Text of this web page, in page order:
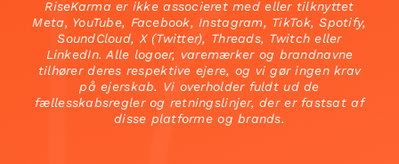
RiseKarma er ikke associeret med eller tilknyttet
Meta, YouTube, Facebook, Instagram, TikTok, Spotify,
SoundCloud, X (Twitter), Threads, Twitch eller
LinkedIn. Alle logoer, varemærker og brandnavne
tilhører deres respektive ejere, og vi gør ingen krav
på ejerskab. Vi overholder fuldt ud de
fællesskabsregler og retningslinjer, der er fastsat af
disse platforme og brands.